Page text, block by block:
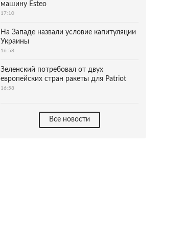
машину Esteo
17:10
На Западе назвали условие капитуляции
Украины
16:58
Зеленский потребовал от двух
европейских стран ракеты для Patriot
16:58
Все новости